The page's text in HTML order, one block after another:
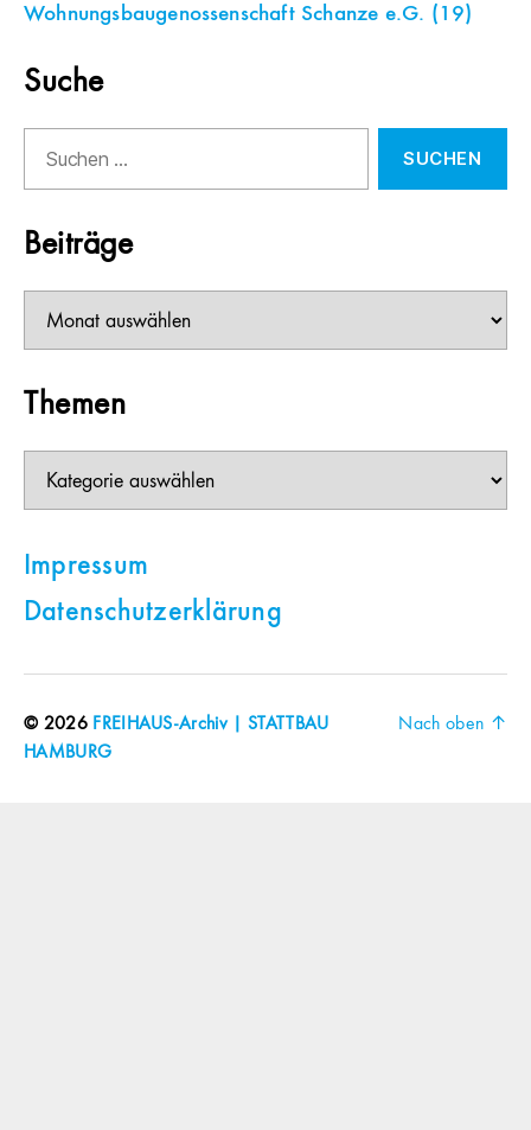
Wohnungsbaugenossenschaft Schanze e.G. (19)
Suche
nach:
Beiträge
Themen
Impressum
Datenschutzerklärung
© 2026 FREIHAUS-Archiv | STATTBAU
HAMBURG
Nach oben ↑